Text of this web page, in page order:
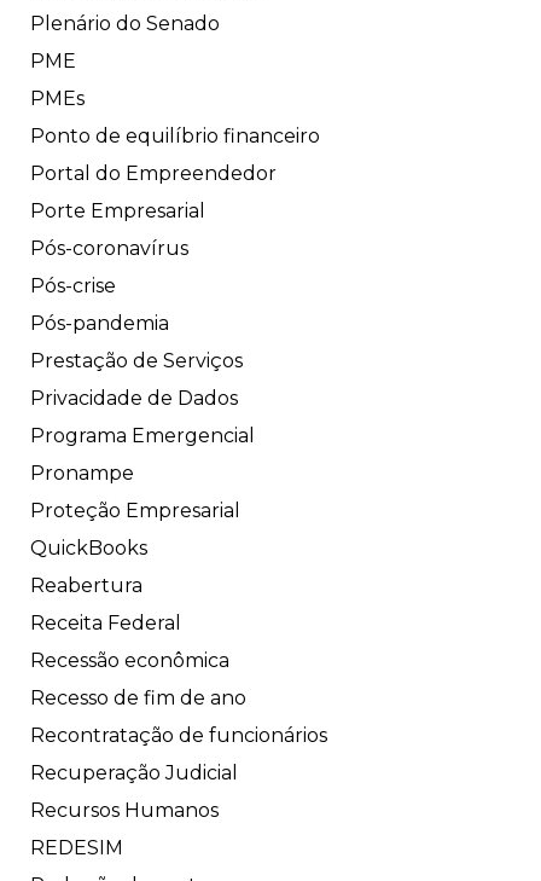
Plenário do Senado
PME
PMEs
Ponto de equilíbrio financeiro
Portal do Empreendedor
Porte Empresarial
Pós-coronavírus
Pós-crise
Pós-pandemia
Prestação de Serviços
Privacidade de Dados
Programa Emergencial
Pronampe
Proteção Empresarial
QuickBooks
Reabertura
Receita Federal
Recessão econômica
Recesso de fim de ano
Recontratação de funcionários
Recuperação Judicial
Recursos Humanos
REDESIM